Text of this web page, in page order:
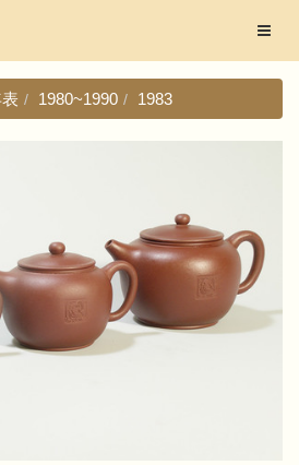
1980~1990 1983